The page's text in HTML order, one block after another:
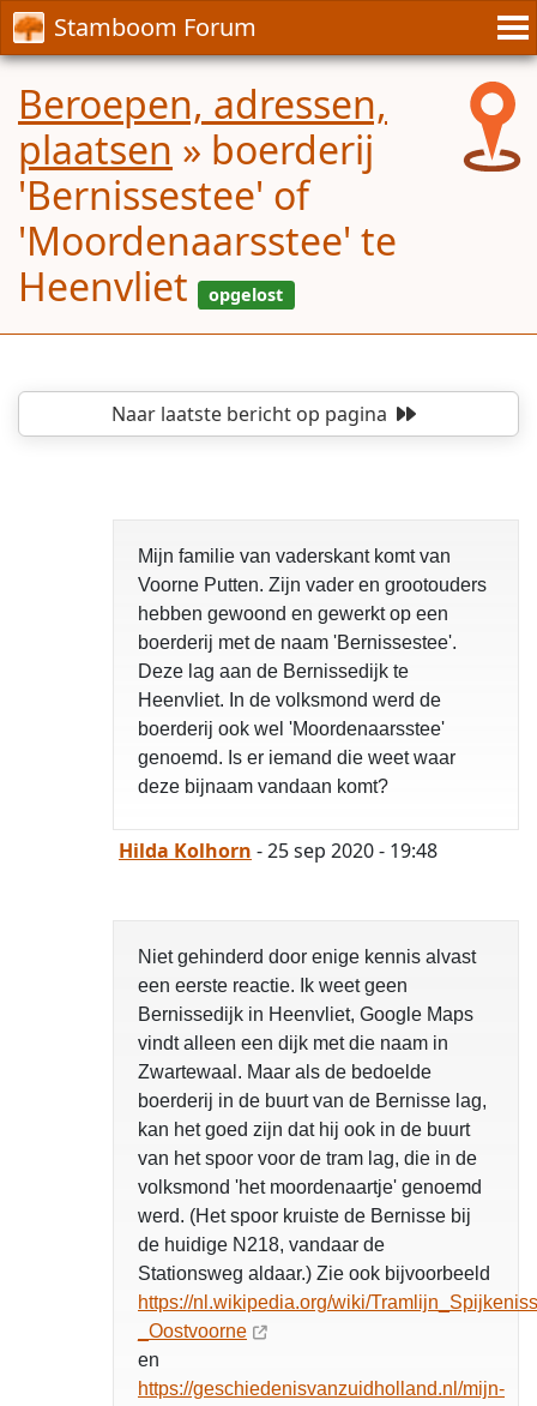
Stamboom Forum
Beroepen, adressen,
plaatsen » boerderij
'Bernissestee' of
'Moordenaarsstee' te
Heenvliet
Naar laatste berichtop pagina
Mijn familie van vaderskant komt van
Voorne Putten. Zijn vader en grootouders
hebben gewoond en gewerkt op een
boerderij met de naam 'Bernissestee'.
Deze lag aan de Bernissedijk te
Heenvliet. In de volksmond werd de
boerderij ook wel 'Moordenaarsstee'
genoemd. Is er iemand die weet waar
deze bijnaam vandaan komt?
Hilda Kolhorn - 25 sep 2020 - 19:48
Niet gehinderd door enige kennis alvast
een eerste reactie. Ik weet geen
Bernissedijk in Heenvliet, Google Maps
vindt alleen een dijk met die naam in
Zwartewaal. Maar als de bedoelde
boerderij in de buurt van de Bernisse lag,
kan het goed zijn dat hij ook in de buurt
van het spoor voor de tram lag, die in de
volksmond 'het moordenaartje' genoemd
werd. (Het spoor kruiste de Bernisse bij
de huidige N218, vandaar de
Stationsweg aldaar.) Zie ook bijvoorbeeld
https://nl.wikipedia.org/wiki/
_Oostvoorne
en
https://geschiedenisvanzuidholland.nl/mijn-